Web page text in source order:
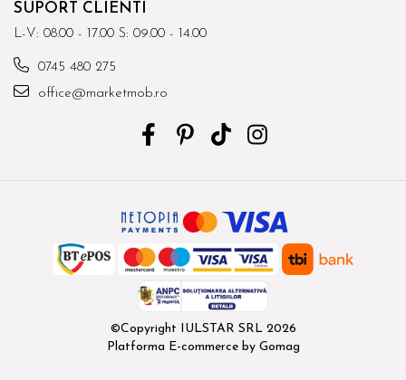
SUPORT CLIENTI
L-V: 08.00 - 17.00 S: 09.00 - 14.00
0745 480 275
office@marketmob.ro
©Copyright IULSTAR SRL 2026
Platforma E-commerce by Gomag